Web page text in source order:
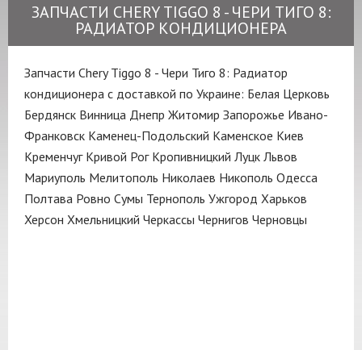
ЗАПЧАСТИ CHERY TIGGO 8 - ЧЕРИ ТИГО 8:
РАДИАТОР КОНДИЦИОНЕРА
Запчасти Chery Tiggo 8 - Чери Тиго 8: Радиатор
кондиционера с доставкой по Украине: Белая Церковь
Бердянск Винница Днепр Житомир Запорожье Ивано-
Франковск Каменец-Подольский Каменское Киев
Кременчуг Кривой Рог Кропивницкий Луцк Львов
Мариуполь Мелитополь Николаев Никополь Одесса
Полтава Ровно Сумы Тернополь Ужгород Харьков
Херсон Хмельницкий Черкассы Чернигов Черновцы